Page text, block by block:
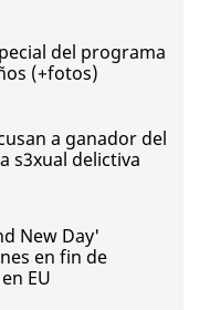
del programa
(+fotos)
a ganador del
s3xual delictiva
New Day'
en fin de
EU